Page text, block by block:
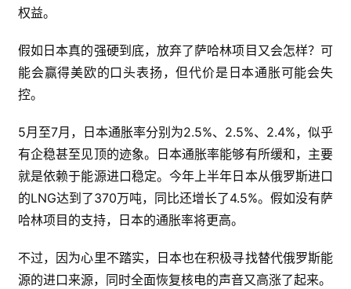
权益。
假如日本真的强硬到底，放弃了萨哈林项目又会怎样？可
能会赢得美欧的口头表扬，但代价是日本通胀可能会失
控。
5月至7月，日本通胀率分别为2.5%、2.5%、2.4%，似乎
有企稳甚至见顶的迹象。日本通胀率能够有所缓和，主要
就是依赖于能源进口稳定。今年上半年日本从俄罗斯进口
的LNG达到了370万吨，同比还增长了4.5%。假如没有萨
哈林项目的支持，日本的通胀率将更高。
不过，因为心里不踏实，日本也在积极寻找替代俄罗斯能
源的进口来源，同时全面恢复核电的声音又高涨了起来。